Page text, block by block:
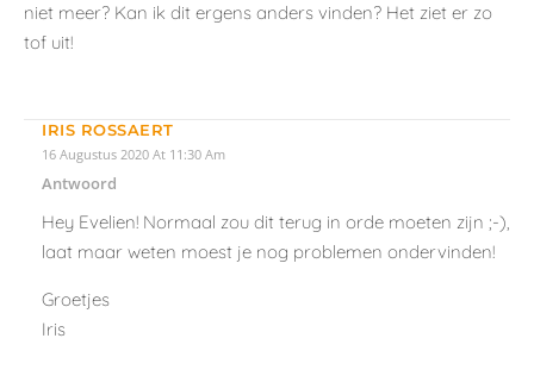
niet meer? Kan ik dit ergens anders vinden? Het ziet er zo
tof uit!
IRIS ROSSAERT
16 Augustus 2020 At 11:30 Am
Antwoord
Hey Evelien! Normaal zou dit terug in orde moeten zijn ;-),
laat maar weten moest je nog problemen ondervinden!
Groetjes
Iris